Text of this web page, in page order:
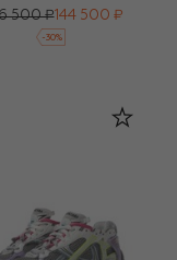
500 ₽144 500 ₽
-30%